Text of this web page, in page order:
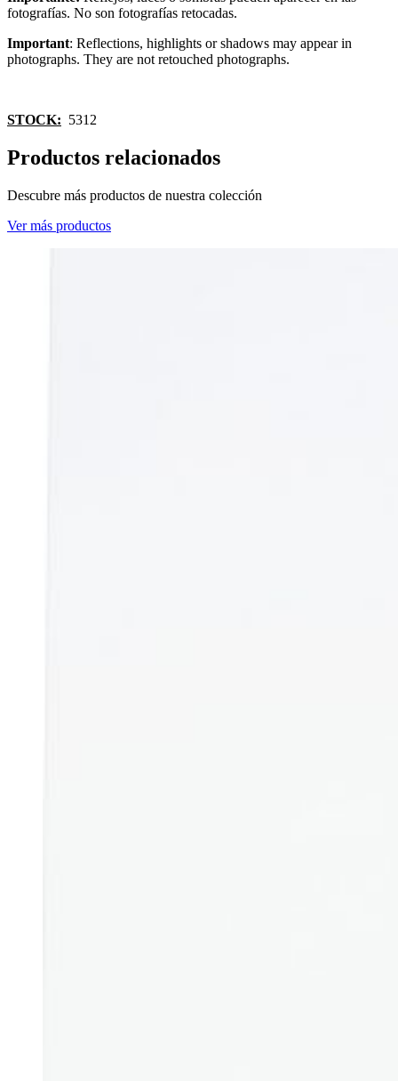
fotografías. No son fotografías retocadas.
Important: Reflections, highlights or shadows may appear in
photographs. They are not retouched photographs.
STOCK: 5312
Productos relacionados
Descubre más productos de nuestra colección
Ver más productos